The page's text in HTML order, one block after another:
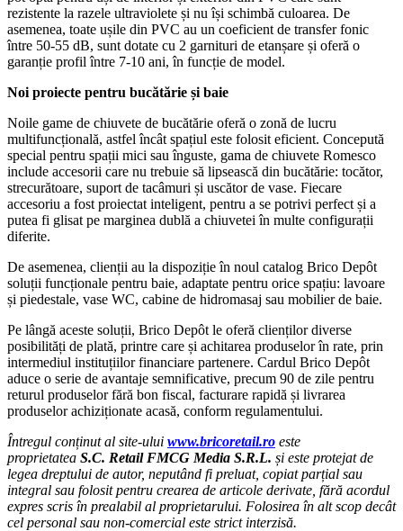
rezistente la razele ultraviolete și nu își schimbă culoarea. De
asemenea, toate ușile din PVC au un coeficient de transfer fonic
între 50-55 dB, sunt dotate cu 2 garnituri de etanșare și oferă o
garanție profil între 7-10 ani, în funcție de model.
Noi proiecte pentru bucătărie și baie
Noile game de chiuvete de bucătărie oferă o zonă de lucru
multifuncțională, astfel încât spațiul este folosit eficient. Concepută
special pentru spații mici sau înguste, gama de chiuvete Romesco
include accesorii care nu trebuie să lipsească din bucătărie: tocător,
strecurătoare, suport de tacâmuri și uscător de vase. Fiecare
accesoriu a fost proiectat inteligent, pentru a se potrivi perfect și a
putea fi glisat pe marginea dublă a chiuvetei în multe configurații
diferite.
De asemenea, clienții au la dispoziție în noul catalog Brico Depôt
soluții funcționale pentru baie, adaptate pentru orice spațiu: lavoare
și piedestale, vase WC, cabine de hidromasaj sau mobilier de baie.
Pe lângă aceste soluții, Brico Depôt le oferă clienților diverse
posibilități de plată, printre care și achitarea produselor în rate, prin
intermediul instituțiilor financiare partenere. Cardul Brico Depôt
aduce o serie de avantaje semnificative, precum 90 de zile pentru
returul produselor fără bon fiscal, facturare rapidă și livrarea
produselor achiziționate acasă, conform regulamentului.
Întregul conținut al site-ului www.bricoretail.ro este
proprietatea S.C. Retail FMCG Media S.R.L. și este protejat de
legea dreptului de autor, neputând fi preluat, copiat parțial sau
integral sau folosit pentru crearea de articole derivate, fără acordul
expres scris în prealabil al proprietarului. Folosirea în alt scop decât
cel personal sau non-comercial este strict interzisă.